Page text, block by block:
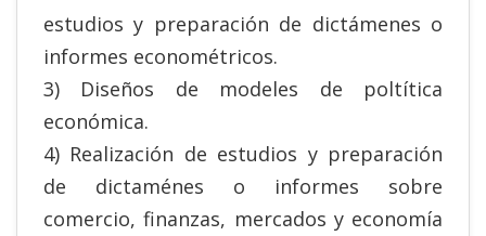
estudios y preparación de dictámenes o
informes econométricos.
3) Diseños de modeles de poltítica
económica.
4) Realización de estudios y preparación
de dictaménes o informes sobre
comercio, finanzas, mercados y economía